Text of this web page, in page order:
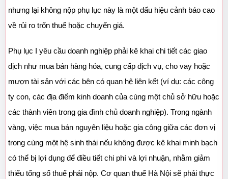
nhưng lại không nộp phụ lục này là một dấu hiệu cảnh báo cao
về rủi ro trốn thuế hoặc chuyển giá.
Phụ lục I yêu cầu doanh nghiệp phải kê khai chi tiết các giao
dịch như mua bán hàng hóa, cung cấp dịch vụ, cho vay hoặc
mượn tài sản với các bên có quan hệ liên kết (ví dụ: các công
ty con, các địa điểm kinh doanh của cùng một chủ sở hữu hoặc
các thành viên trong gia đình chủ doanh nghiệp). Trong ngành
vàng, việc mua bán nguyên liệu hoặc gia công giữa các đơn vị
trong cùng một hệ sinh thái nếu không được kê khai minh bạch
có thể bị lợi dụng để điều tiết chi phí và lợi nhuận, nhằm giảm
thiểu tổng số thuế phải nộp. Cơ quan thuế Hà Nội sẽ phải thực